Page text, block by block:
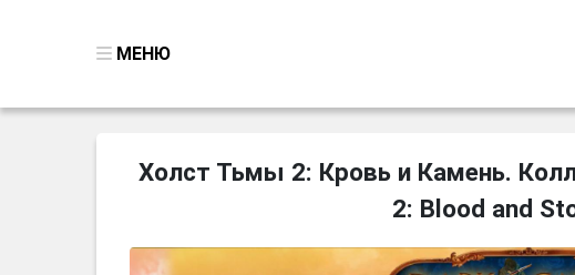
МЕНЮ
БИЗНЕС
Холст Тьмы 2: Кровь и Камень.
2: Blood and